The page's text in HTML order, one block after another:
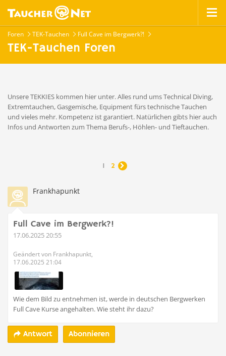
Foren TEK-Tauchen Full Cave im Bergwerk?!
TEK-Tauchen Foren
Unsere TEKKIES kommen hier unter. Alles rund ums Technical Diving,
Extremtauchen, Gasgemische, Equipment fürs technische Tauchen
und vieles mehr. Kompetenz ist garantiert. Natürlichen gibts hier auch
Infos und Antworten zum Thema Berufs-, Höhlen- und Tieftauchen.
1 2 
Frankhapunkt
Full Cave im Bergwerk?!
17.06.2025 20:55
Geändert von Frankhapunkt,
17.06.2025 21:04
Wie dem Bild zu entnehmen ist, werde in deutschen Bergwerken
Full Cave Kurse angehalten. Wie steht ihr dazu?
Antwort Abonnieren